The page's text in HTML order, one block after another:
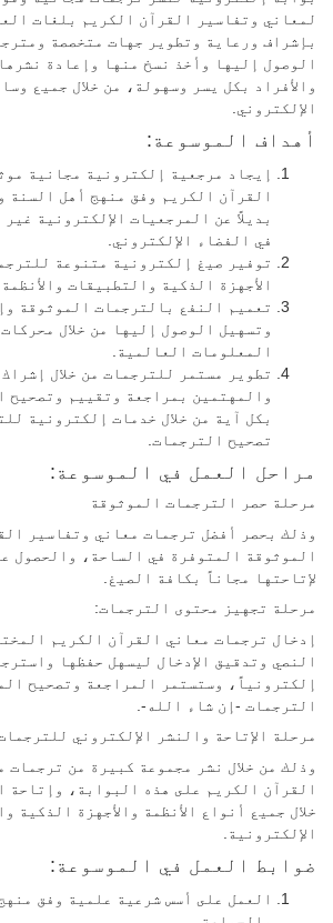
لمعاني وتفاسير القرآن الكريم بلغات
بإشراف ورعاية وتطوير جهات متخصصة
الوصول إليها وأخذ نسخ منها وإعادة
والأفراد بكل يسر وسهولة، من خلال جميع
الإلكتروني.
أهداف الموسوعة:
إيجاد مرجعية إلكترونية مجانية
القرآن الكريم وفق منهج أهل السنة
بديلاً عن المرجعيات الإلكترونية
في الفضاء الإلكتروني.
توفير صيغ إلكترونية متنوعة
الأجهزة الذكية والتطبيقات والأنظمة
تعميم النفع بالترجمات الموثوقة
وتسهيل الوصول إليها من خلال
المعلومات العالمية.
تطوير مستمر للترجمات من خلال
والمهتمين بمراجعة وتقييم وتصحيح
بكل آية من خلال خدمات إلكترونية
تصحيح الترجمات.
مراحل العمل في الموسوعة:
مرحلة حصر الترجمات الموثوقة
وذلك بحصر أفضل ترجمات معاني وتفاسير
الموثوقة المتوفرة في الساحة، والحصول
لإتاحتها مجاناً بكافة الصيغ.
مرحلة تجهيز محتوى الترجمات:
إدخال ترجمات معاني القرآن الكريم
النصي وتدقيق الإدخال ليسهل حفظها
إلكترونياً، وستستمر المراجعة وتصحيح
الترجمات -إن شاء الله-.
مرحلة الإتاحة والنشر الإلكتروني
وذلك من خلال نشر مجموعة كبيرة من ترجمات
القرآن الكريم على هذه البوابة، وإتاحة
خلال جميع أنواع الأنظمة والأجهزة الذكية
الإلكترونية.
ضوابط العمل في الموسوعة:
العمل على أسس شرعية علمية وفق